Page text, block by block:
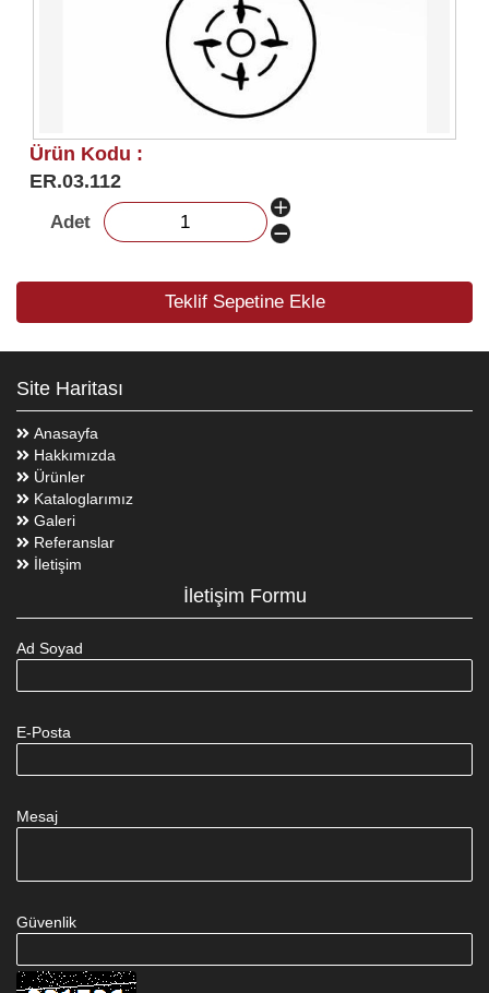
Ürün Kodu :
ER.03.112
Adet
Teklif Sepetine Ekle
Site Haritası
Anasayfa
Hakkımızda
Ürünler
Kataloglarımız
Galeri
Referanslar
İletişim
İletişim Formu
Ad Soyad
E-Posta
Mesaj
Güvenlik